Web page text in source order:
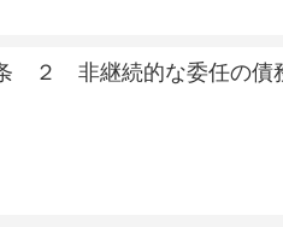
２ 非継続的な委任の債